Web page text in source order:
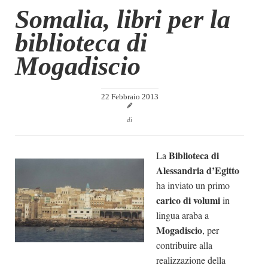
Chi siamo
Contatti
Eventi
Dicono di Noi
Archivio
Autori
Generi
Somalia, libri per la
biblioteca di
Mogadiscio
22 Febbraio 2013
di
La Biblioteca di
Alessandria d’Egitto
ha inviato un primo
carico di volumiin
lingua araba a
Mogadiscio, per
contribuire alla
realizzazione della